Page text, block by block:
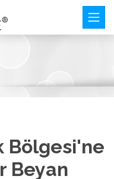
Bölgesi'ne
Beyan